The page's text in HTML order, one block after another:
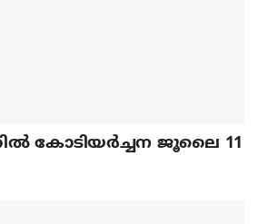
കോടിയര്‍ച്ചന ജൂലൈ 11